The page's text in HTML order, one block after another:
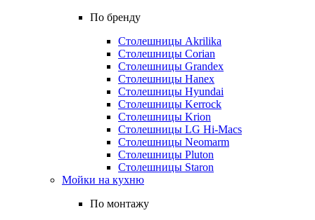
По бренду
Столешницы Akrilika
Столешницы Corian
Столешницы Grandex
Столешницы Hanex
Столешницы Hyundai
Столешницы Kerrock
Столешницы Krion
Столешницы LG Hi-Macs
Столешницы Neomarm
Столешницы Pluton
Столешницы Staron
Мойки на кухню
По монтажу